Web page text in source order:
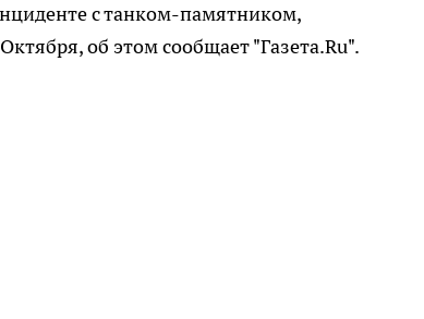
с танком-памятником,
об этом сообщает "Газета.Ru".